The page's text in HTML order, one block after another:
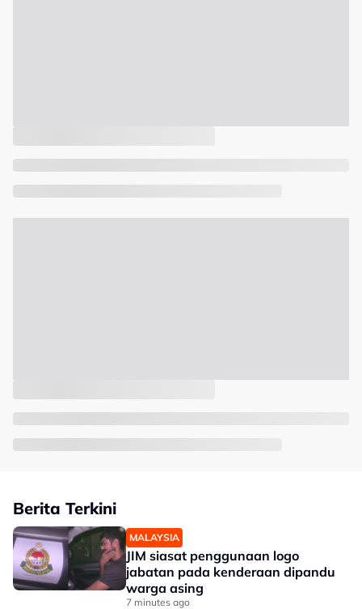
Berita Terkini
MALAYSIA
JIM siasat penggunaan logo
jabatan pada kenderaan dipandu
warga asing
7 minutes ago